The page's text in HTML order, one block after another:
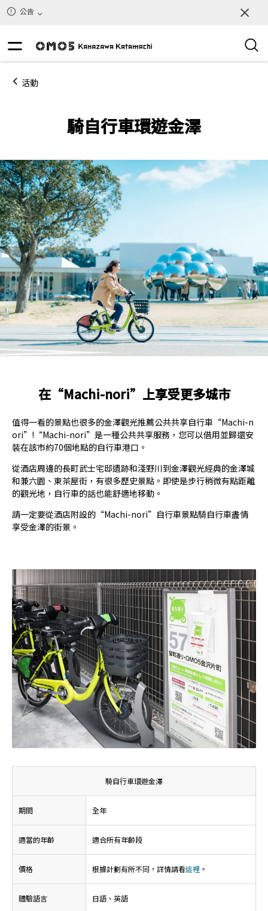
公告
活動
騎自行車環遊金澤
在“Machi-nori”上享受更多城市
值得一看的景點也很多的金澤觀光推薦公共共享自行車“Machi-n
ori”!“Machi-nori”是一種公共共享服務，您可以借用並歸還安
裝在該市約70個地點的自行車港口。
從酒店周邊的長町武士宅邸遺跡和淺野川到金澤觀光經典的金澤城
和兼六園、東茶屋街，有很多歷史景點。即使是步行稍微有點距離
的觀光地，自行車的話也能舒適地移動。
請一定要從酒店附設的“Machi-nori”自行車景點騎自行車盡情
享受金澤的街景。
騎自行車環遊金澤
期間 全年
適當的年齡 適合所有年齡段
價格 根據計劃有所不同，詳情請看這裡 。
體驗語言 日語、英語